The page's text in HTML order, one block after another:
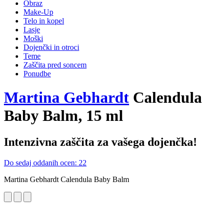
Obraz
Make-Up
Telo in kopel
Lasje
Moški
Dojenčki in otroci
Teme
Zaščita pred soncem
Ponudbe
Martina Gebhardt Calendula
Baby Balm, 15 ml
Intenzivna zaščita za vašega dojenčka!
Do sedaj oddanih ocen: 22
Martina Gebhardt Calendula Baby Balm